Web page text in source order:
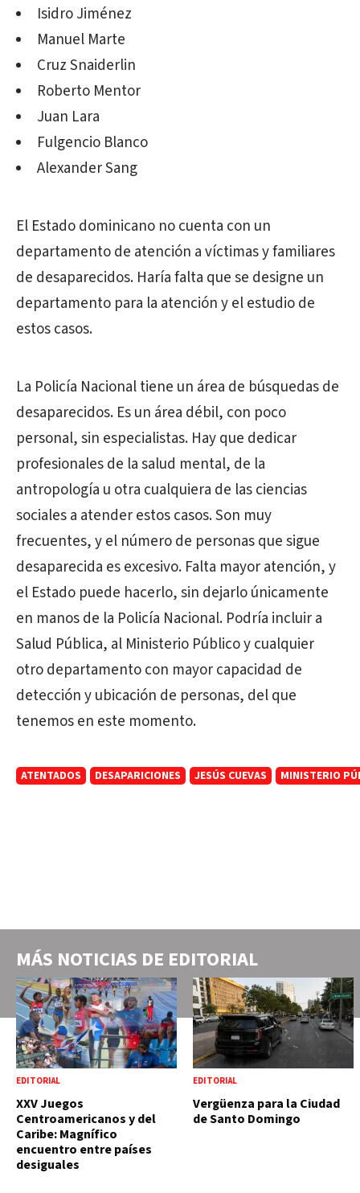
Isidro Jiménez
Manuel Marte
Cruz Snaiderlin
Roberto Mentor
Juan Lara
Fulgencio Blanco
Alexander Sang
El Estado dominicano no cuenta con un
departamento de atención a víctimas y familiares
de desaparecidos. Haría falta que se designe un
departamento para la atención y el estudio de
estos casos.
La Policía Nacional tiene un área de búsquedas de
desaparecidos. Es un área débil, con poco
personal, sin especialistas. Hay que dedicar
profesionales de la salud mental, de la
antropología u otra cualquiera de las ciencias
sociales a atender estos casos. Son muy
frecuentes, y el número de personas que sigue
desaparecida es excesivo. Falta mayor atención, y
el Estado puede hacerlo, sin dejarlo únicamente
en manos de la Policía Nacional. Podría incluir a
Salud Pública, al Ministerio Público y cualquier
otro departamento con mayor capacidad de
detección y ubicación de personas, del que
tenemos en este momento.
ATENTADOS DESAPARICIONES JESÚS CUEVAS MINISTERIO
MÁS NOTICIAS DE EDITORIAL
EDITORIAL
XXV Juegos
Centroamericanos y del
Caribe: Magnífico
encuentro entre países
desiguales
EDITORIAL
Vergüenza para la Ciudad
de Santo Domingo